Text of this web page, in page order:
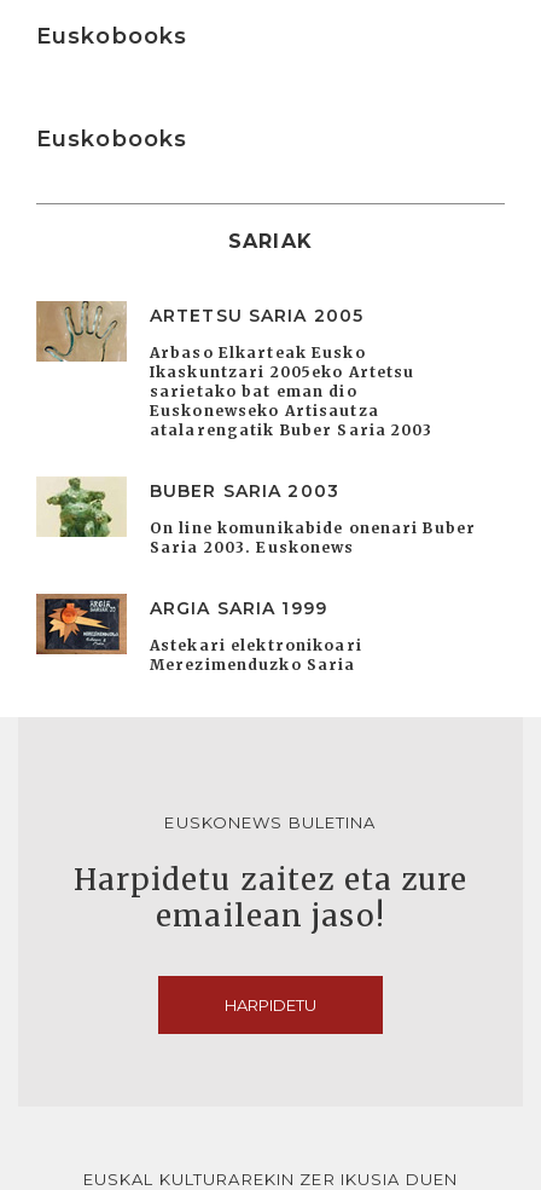
Euskobooks
Euskobooks
SARIAK
ARTETSU SARIA 2005
Arbaso Elkarteak Eusko
Ikaskuntzari 2005eko Artetsu
sarietako bat eman dio
Euskonewseko Artisautza
atalarengatik Buber Saria 2003
BUBER SARIA 2003
On line komunikabide onenari Buber
Saria 2003. Euskonews
ARGIA SARIA 1999
Astekari elektronikoari
Merezimenduzko Saria
EUSKONEWS BULETINA
Harpidetu zaitez eta zure
emailean jaso!
HARPIDETU
EUSKAL KULTURAREKIN ZER IKUSIA DUEN